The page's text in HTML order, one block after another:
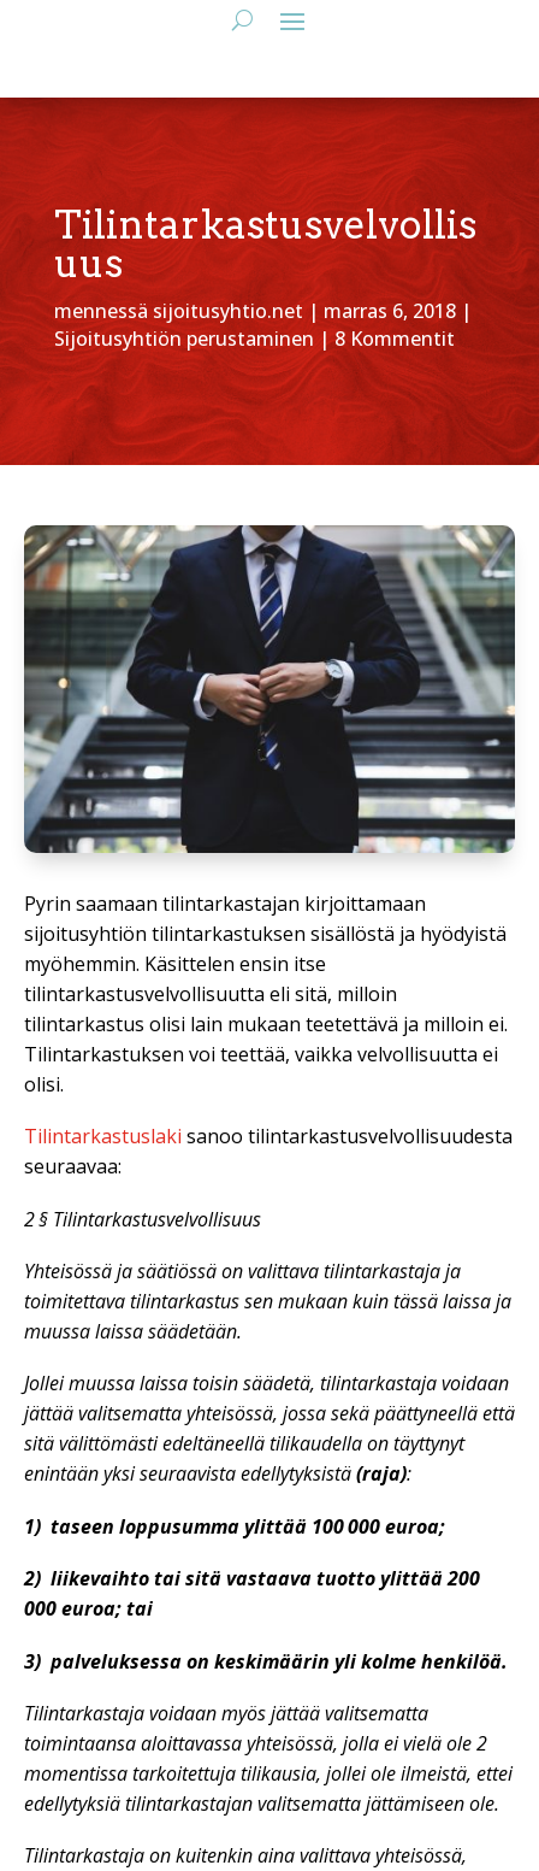
Tilintarkastusvelvollis
uus
mennessä sijoitusyhtio.net | marras 6, 2018|
Sijoitusyhtiön perustaminen |8 Kommentit
Pyrin saamaan tilintarkastajan kirjoittamaan
sijoitusyhtiön tilintarkastuksen sisällöstä ja hyödyistä
myöhemmin. Käsittelen ensin itse
tilintarkastusvelvollisuutta eli sitä, milloin
tilintarkastus olisi lain mukaan teetettävä ja milloin ei.
Tilintarkastuksen voi teettää, vaikka velvollisuutta ei
olisi.
Tilintarkastuslaki sanoo tilintarkastusvelvollisuudesta
seuraavaa:
2§ Tilintarkastusvelvollisuus
Yhteisössä ja säätiössä on valittava tilintarkastaja ja
toimitettava tilintarkastus sen mukaan kuin tässä laissa ja
muussa laissa säädetään.
Jollei muussa laissa toisin säädetä, tilintarkastaja voidaan
jättää valitsematta yhteisössä, jossa sekä päättyneellä että
sitä välittömästi edeltäneellä tilikaudella on täyttynyt
enintään yksi seuraavista edellytyksistä(raja):
1) taseen loppusumma ylittää 100000 euroa;
2) liikevaihto tai sitä vastaava tuotto ylittää 200
000 euroa; tai
3) palveluksessa on keskimäärin yli kolme henkilöä.
Tilintarkastaja voidaan myös jättää valitsematta
toimintaansa aloittavassa yhteisössä, jolla ei vielä ole 2
momentissa tarkoitettuja tilikausia, jollei ole ilmeistä, ettei
edellytyksiä tilintarkastajan valitsematta jättämiseen ole.
Tilintarkastaja on kuitenkin aina valittava yhteisössä,